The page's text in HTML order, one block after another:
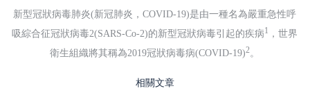
新型冠狀病毒肺炎(新冠肺炎，COVID-19)是由一種名為嚴重急性呼
吸綜合征冠狀病毒2(SARS-Co-2)的新型冠狀病毒引起的疾病1 ，世界
衛生組織將其稱為2019冠狀病毒病(COVID-19)2。
相關文章